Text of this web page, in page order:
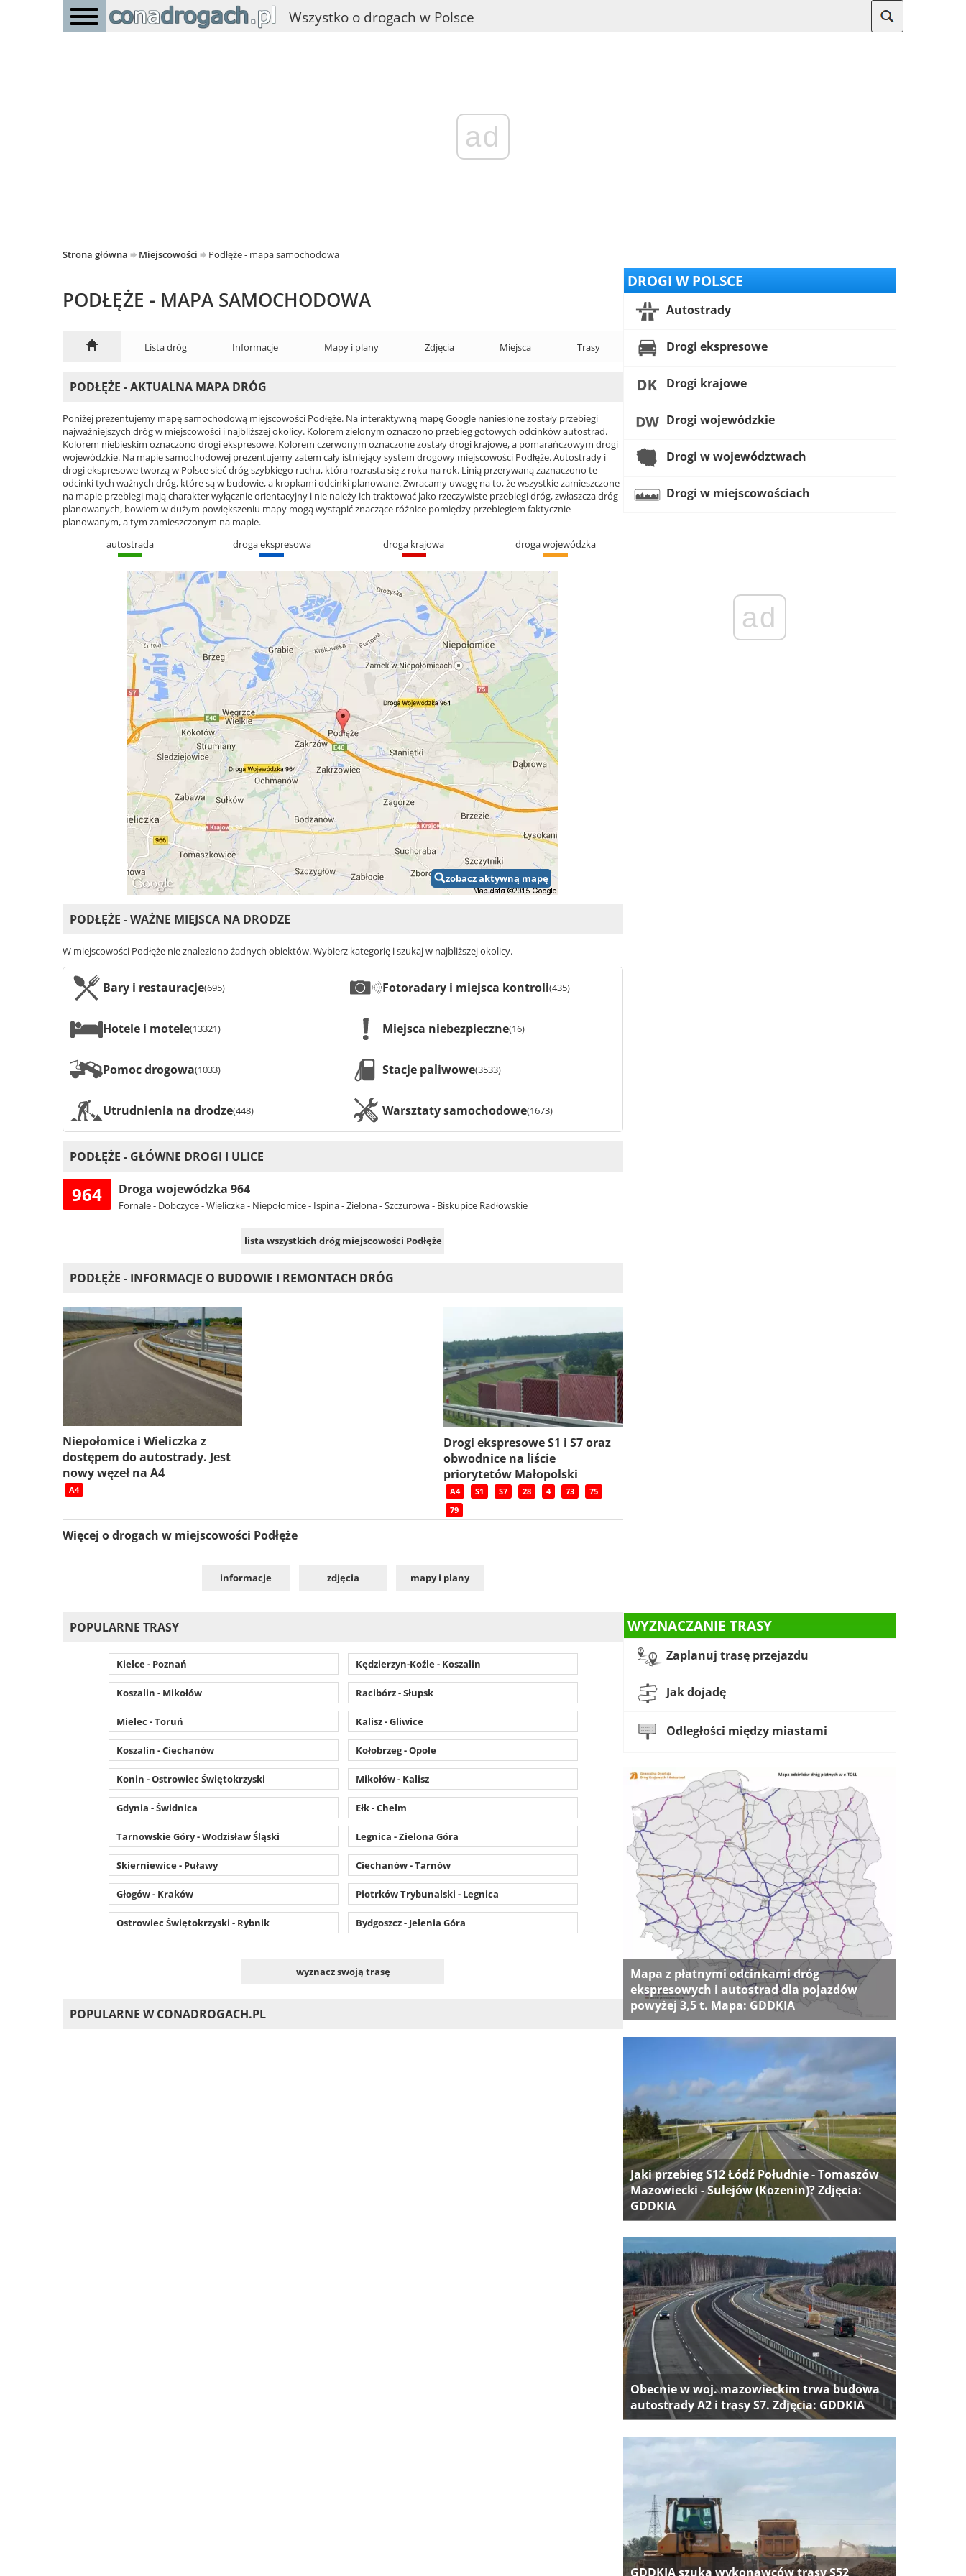
Wszystko o drogach w Polsce
ad
Strona główna Miejscowości Podłęże - mapa samochodowa
PODŁĘŻE - MAPA SAMOCHODOWA
Lista dróg Informacje Mapy i plany Zdjęcia Miejsca Trasy
PODŁĘŻE - AKTUALNA MAPA DRÓG
Poniżej prezentujemy mapę samochodową miejscowości Podłęże. Na interaktywną mapę Google naniesione zostały przebiegi
najważniejszych dróg w miejscowości i najbliższej okolicy. Kolorem zielonym oznaczono przebieg gotowych odcinków autostrad.
Kolorem niebieskim oznaczono drogi ekspresowe. Kolorem czerwonym oznaczone zostały drogi krajowe, a pomarańczowym drogi
wojewódzkie. Na mapie samochodowej prezentujemy zatem cały istniejący system drogowy miejscowości Podłęże. Autostrady i
drogi ekspresowe tworzą w Polsce sieć dróg szybkiego ruchu, która rozrasta się z roku na rok. Linią przerywaną zaznaczono te
odcinki tych ważnych dróg, które są w budowie, a kropkami odcinki planowane. Zwracamy uwagę na to, że wszystkie zamieszczone
na mapie przebiegi mają charakter wyłącznie orientacyjny i nie należy ich traktować jako rzeczywiste przebiegi dróg, zwłaszcza dróg
planowanych, bowiem w dużym powiększeniu mapy mogą wystąpić znaczące różnice pomiędzy przebiegiem faktycznie
planowanym, a tym zamieszczonym na mapie.
autostrada
droga ekspresowa droga krajowa droga wojewódzka
zobacz aktywną mapę
PODŁĘŻE - WAŻNE MIEJSCA NA DRODZE
W miejscowości Podłęże nie znaleziono żadnych obiektów. Wybierz kategorię i szukaj w najbliższej okolicy.
Bary i restauracje(695) Fotoradary i miejsca kontroli(435)
Hotele i motele(13321) Miejsca niebezpieczne(16)
Pomoc drogowa(1033) Stacje paliwowe(3533)
Utrudnienia na drodze(448) Warsztaty samochodowe(1673)
PODŁĘŻE - GŁÓWNE DROGI I ULICE
964 Droga wojewódzka 964
Fornale - Dobczyce - Wieliczka - Niepołomice - Ispina - Zielona - Szczurowa - Biskupice Radłowskie
lista wszystkich dróg miejscowości Podłęże
PODŁĘŻE - INFORMACJE O BUDOWIE I REMONTACH DRÓG
Niepołomice i Wieliczka z
dostępem do autostrady. Jest
nowy węzeł na A4
A4
Drogi ekspresowe S1 i S7 oraz
obwodnice na liście
priorytetów Małopolski
A4 S1 S7 28 4 73
75
79
Więcej o drogach w miejscowości Podłęże
informacje zdjęcia mapy i plany
POPULARNE TRASY
Kielce - Poznań Kędzierzyn-Koźle - Koszalin
Koszalin - Mikołów Racibórz - Słupsk
Mielec - Toruń Kalisz - Gliwice
Koszalin - Ciechanów Kołobrzeg - Opole
Konin - Ostrowiec Świętokrzyski Mikołów - Kalisz
Gdynia - Świdnica Ełk - Chełm
Tarnowskie Góry - Wodzisław Śląski Legnica - Zielona Góra
Skierniewice - Puławy Ciechanów - Tarnów
Głogów - Kraków Piotrków Trybunalski - Legnica
Ostrowiec Świętokrzyski - Rybnik Bydgoszcz - Jelenia Góra
wyznacz swoją trasę
POPULARNE W CONADROGACH.PL
DROGI W POLSCE
Autostrady
Drogi ekspresowe
Drogi krajowe
Drogi wojewódzkie
Drogi w województwach
Drogi w miejscowościach
ad
WYZNACZANIE TRASY
Zaplanuj trasę przejazdu
Jak dojadę
Odległości między miastami
Mapa z płatnymi odcinkami dróg
ekspresowych i autostrad dla pojazdów
powyżej 3,5 t. Mapa: GDDKIA
Jaki przebieg S12 Łódź Południe - Tomaszów
Mazowiecki - Sulejów (Kozenin)? Zdjęcia:
GDDKIA
Obecnie w woj. mazowieckim trwa budowa
autostrady A2 i trasy S7. Zdjęcia: GDDKIA
GDDKIA szuka wykonawców trasy S52